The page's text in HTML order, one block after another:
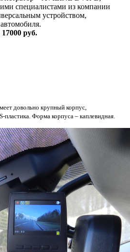
специалистами из компании
устройством,
17000 руб.
довольно крупный корпус,
пластика. Форма корпуса – каплевидная.